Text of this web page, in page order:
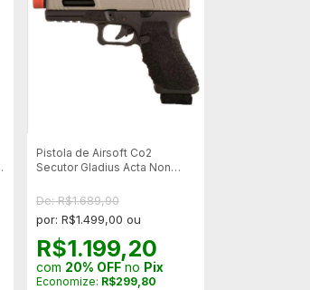
Pistola de Airsoft Co2
Secutor Gladius Acta Non
De: R$1.689,90
por: R$1.499,00 ou
R$1.199,20
com 20% OFFno Pix
Economize: R$299,80